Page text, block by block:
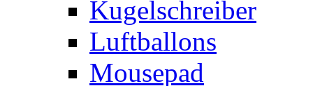
Kugelschreiber
Luftballons
Mousepad